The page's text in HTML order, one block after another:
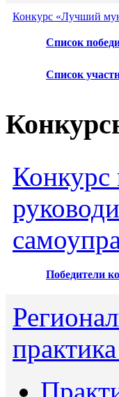
Конкурс «Лучший
Список
Список
Конкурс
Победители